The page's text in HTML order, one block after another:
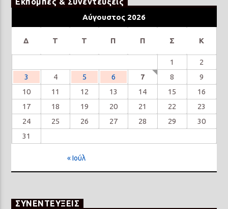
Αύγουστος 2026
Δ Τ Τ Π Π Σ Κ
1
2
3
4 5 6 7 8
9
10
11 12 13 14 15
16
17
18 19 20 21 22
23
24
25 26 27 28 29
30
31
« Ιούλ
ΣΥΝΕΝΤΕΥΞΕΙΣ